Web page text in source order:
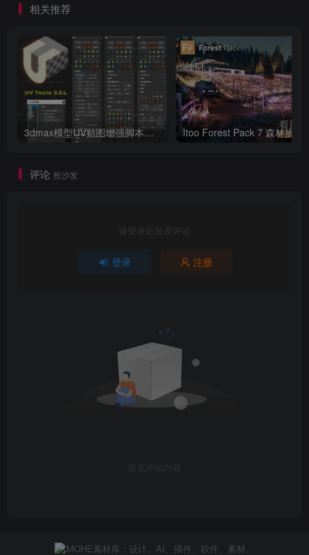
相关推荐
3dmax模型UV贴图增强脚本插件工具UVTools 3.2L 汉化破解版 For 3dmax2014~2023
评论 抢沙发
请登录后发表评论
登录 注册
暂无评论内容